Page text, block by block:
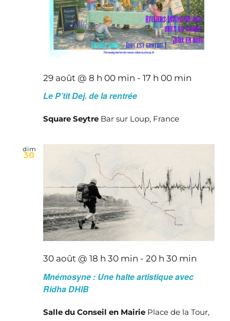
29 août @ 8 h 00 min - 17 h 00 min
Le P’tit Dej. de la rentrée
Square Seytre Bar sur Loup, France
dim
30
30 août @ 18 h 30 min - 20 h 30 min
Mnémosyne : Une halte artistique avec
Ridha DHIB
Salle du Conseil en Mairie Place de la Tour,